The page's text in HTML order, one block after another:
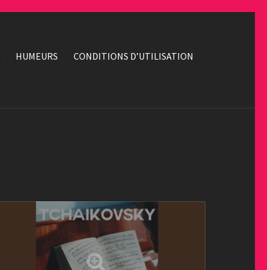
HUMEURS
CONDITIONS D’UTILISATION